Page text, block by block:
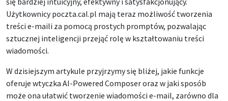
Użytkownicy poczta.cal.pl mają teraz możliwość tworzenia
treści e-maili za pomocą prostych promptów, pozwalając
sztucznej inteligencji przejąć rolę w kształtowaniu treści
wiadomości.
W dzisiejszym artykule przyjrzymy się bliżej, jakie funkcje
oferuje wtyczka AI-Powered Composer oraz w jaki sposób
może ona ułatwić tworzenie wiadomości e-mail, zarówno dla